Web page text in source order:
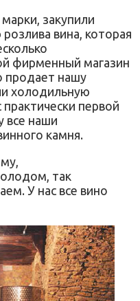
закупили
вина, которая
фирменный магазин
продает нашу
холодильную
первой
все наши
камня.
так
У нас все вино